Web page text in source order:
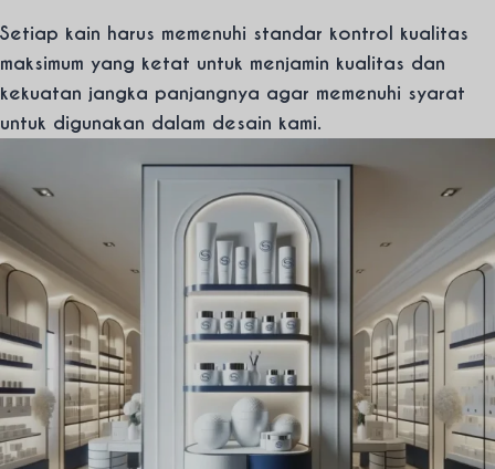
Setiap kain harus memenuhi standar kontrol kualitas
maksimum yang ketat untuk menjamin kualitas dan
kekuatan jangka panjangnya agar memenuhi syarat
untuk digunakan dalam desain kami.